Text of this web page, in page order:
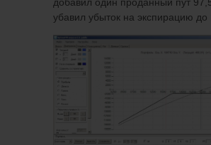
убавил убыток на экспирацию до